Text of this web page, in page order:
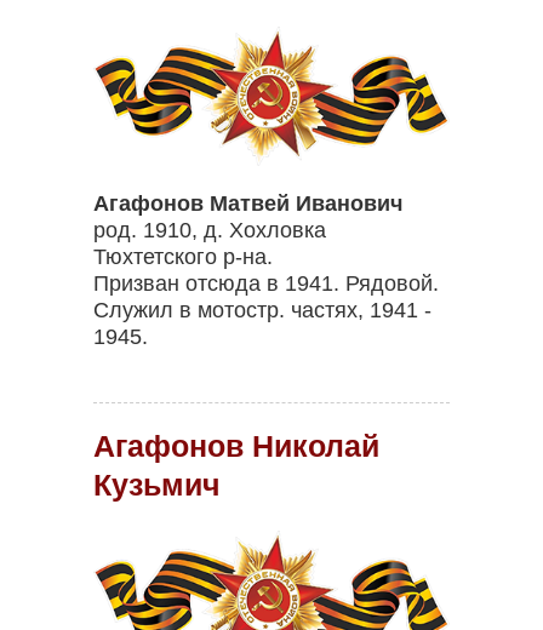
Агафонов Матвей Иванович
род. 1910, д. Хохловка
Тюхтетского р-на.
Призван отсюда в 1941. Рядовой.
Служил в мотостр. частях, 1941 -
1945.
Агафонов Николай
Кузьмич